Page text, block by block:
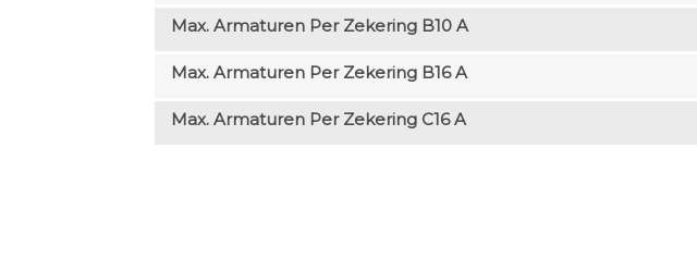
Max. Armaturen Per Zekering B10 A
Max. Armaturen Per Zekering B16 A
Max. Armaturen Per Zekering C16 A